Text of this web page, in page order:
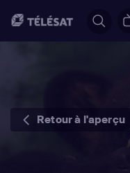
Retour à l'aperçu